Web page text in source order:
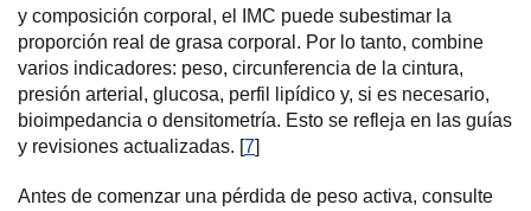
y composición corporal, el IMC puede subestimar la
proporción real de grasa corporal. Por lo tanto, combine
varios indicadores: peso, circunferencia de la cintura,
presión arterial, glucosa, perfil lipídico y, si es necesario,
bioimpedancia o densitometría. Esto se refleja en las guías
y revisiones actualizadas. [7]
Antes de comenzar una pérdida de peso activa, consulte